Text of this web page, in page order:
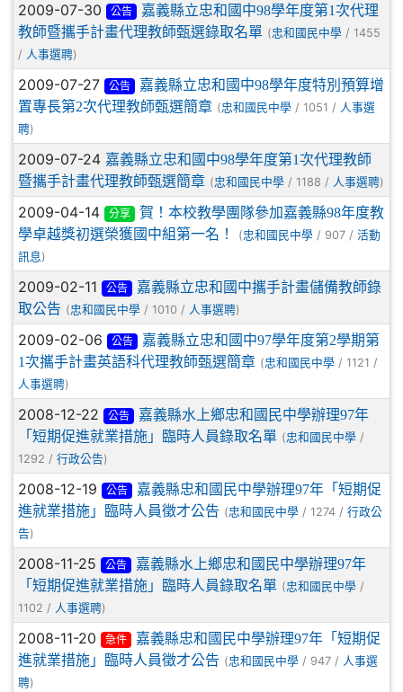
2009-07-30 公告
嘉義縣立忠和國中98學年度第1次代理
教師暨攜手計畫代理教師甄選錄取名單 (忠和國民中學 / 1455
/ 人事選聘)
2009-07-27 公告
嘉義縣立忠和國中98學年度特別預算增
置專長第2次代理教師甄選簡章 (忠和國民中學 / 1051 / 人事選
聘)
2009-07-24 嘉義縣立忠和國中98學年度第1次代理教師
暨攜手計畫代理教師甄選簡章 (忠和國民中學 / 1188 / 人事選聘)
2009-04-14 分享
賀！本校教學團隊參加嘉義縣98年度教
學卓越獎初選榮獲國中組第一名！
(忠和國民中學 / 907 / 活動
訊息 )
2009-02-11 公告
嘉義縣立忠和國中攜手計畫儲備教師錄
取公告 (忠和國民中學 / 1010 / 人事選聘)
2009-02-06 公告
嘉義縣立忠和國中97學年度第2學期第
1次攜手計畫英語科代理教師甄選簡章 (忠和國民中學 / 1121 /
人事選聘)
2008-12-22 公告
嘉義縣水上鄉忠和國民中學辦理97年
「短期促進就業措施」臨時人員錄取名單 (忠和國民中學 /
1292 / 行政公告)
2008-12-19 公告
嘉義縣忠和國民中學辦理97年「短期促
進就業措施」臨時人員徵才公告 (忠和國民中學 / 1274 / 行政公
告)
2008-11-25 公告
嘉義縣水上鄉忠和國民中學辦理97年
「短期促進就業措施」臨時人員錄取名單 (忠和國民中學 /
1102 / 人事選聘)
2008-11-20 急件
嘉義縣忠和國民中學辦理97年「短期促
進就業措施」臨時人員徵才公告 (忠和國民中學 / 947 / 人事選
聘)